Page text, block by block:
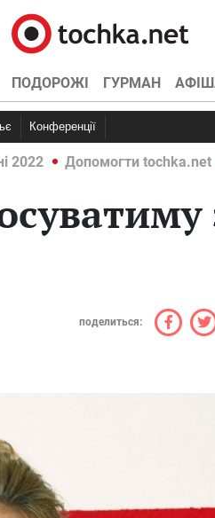
ПОДОРОЖІ ГУРМАН
Конференції
2022 Допомогти tochka.net
поделиться: